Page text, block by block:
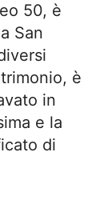
50, è
San
è
in
e la
di